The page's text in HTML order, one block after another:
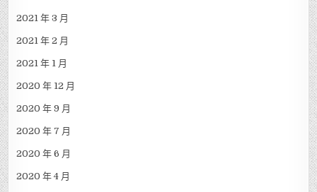
2021 年 3 月
2021 年 2 月
2021 年 1 月
2020 年 12 月
2020 年 9 月
2020 年 7 月
2020 年 6 月
2020 年 4 月